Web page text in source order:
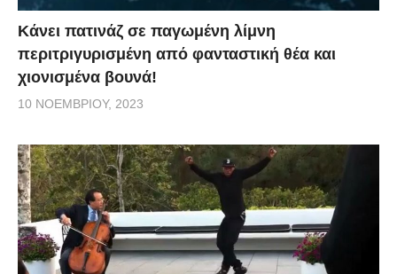
Κάνει πατινάζ σε παγωμένη λίμνη
περιτριγυρισμένη από φανταστική θέα και
χιονισμένα βουνά!
10 ΝΟΕΜΒΡΊΟΥ, 2023